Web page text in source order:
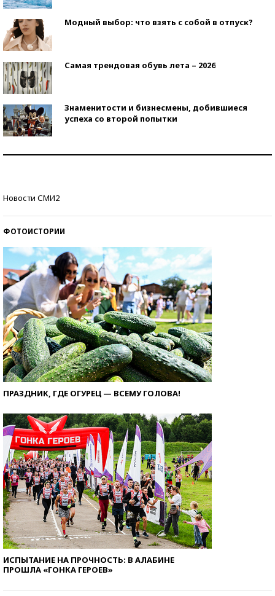
Модный выбор: что взять с собой в отпуск?
Самая трендовая обувь лета – 2026
Знаменитости и бизнесмены, добившиеся
успеха со второй попытки
Новости СМИ2
ФОТОИСТОРИИ
ПРАЗДНИК, ГДЕ ОГУРЕЦ — ВСЕМУ ГОЛОВА!
ИСПЫТАНИЕ НА ПРОЧНОСТЬ: В АЛАБИНЕ
ПРОШЛА «ГОНКА ГЕРОЕВ»